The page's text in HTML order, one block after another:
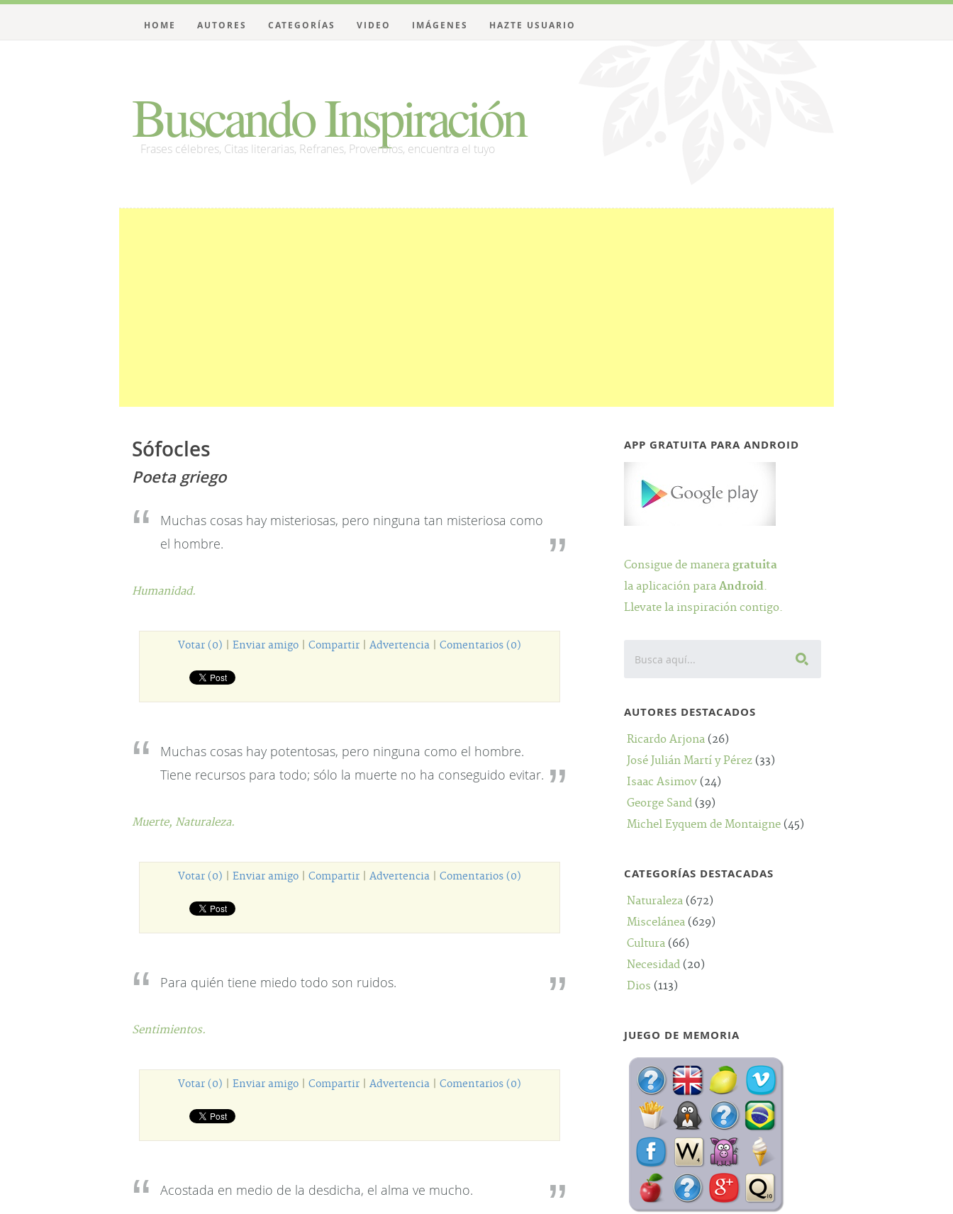
Buscando Inspiración
Frases célebres, Citas literarias, Refranes, Proverbios, encuentra el tuyo
HOME AUTORES CATEGORÍAS VIDEO IMÁGENES HAZTE USUARIO
Sófocles
Poeta griego
Muchas cosas hay misteriosas, pero ninguna tan misteriosa como
el hombre.
Humanidad.
Votar (0) Enviar amigo Compartir Advertencia Comentarios (0)
Muchas cosas hay potentosas, pero ninguna como el hombre.
Tiene recursos para todo; sólo la muerte no ha conseguido evitar.
Muerte, Naturaleza.
Votar (0) Enviar amigo Compartir Advertencia Comentarios (0)
Para quién tiene miedo todo son ruidos.
Sentimientos.
Votar (0) Enviar amigo Compartir Advertencia Comentarios (0)
Acostada en medio de la desdicha, el alma ve mucho.
APP GRATUITA PARA ANDROID
Consigue de maneragratuita
la aplicación paraAndroid.
Llevate la inspiración contigo.
AUTORES DESTACADOS
Ricardo Arjona (26)
José Julián Martí y Pérez (33)
Isaac Asimov (24)
George Sand (39)
Michel Eyquem de Montaigne (45)
CATEGORÍAS DESTACADAS
Naturaleza (672)
Miscelánea (629)
Cultura (66)
Necesidad (20)
Dios (113)
JUEGO DE MEMORIA